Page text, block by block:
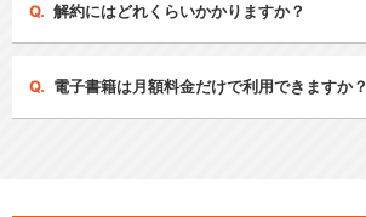
解約にはどれくらいかかりますか？
電子書籍は月額料金だけで利用できますか？